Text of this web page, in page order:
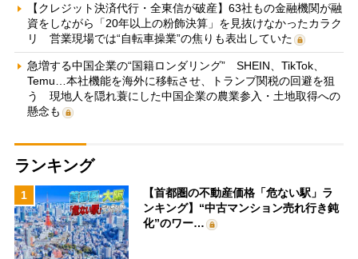
【クレジット決済代行・全東信が破産】63社もの金融機関が融
資をしながら「20年以上の粉飾決算」を見抜けなかったカラク
リ 営業現場では“自転車操業”の焦りも表出していた
急増する中国企業の“国籍ロンダリング” SHEIN、TikTok、
Temu…本社機能を海外に移転させ、トランプ関税の回避を狙
う 現地人を隠れ蓑にした中国企業の農業参入・土地取得への
懸念も
ランキング
1
【首都圏の不動産価格「危ない駅」ラ
ンキング】“中古マンション売れ行き鈍
化”のワー…